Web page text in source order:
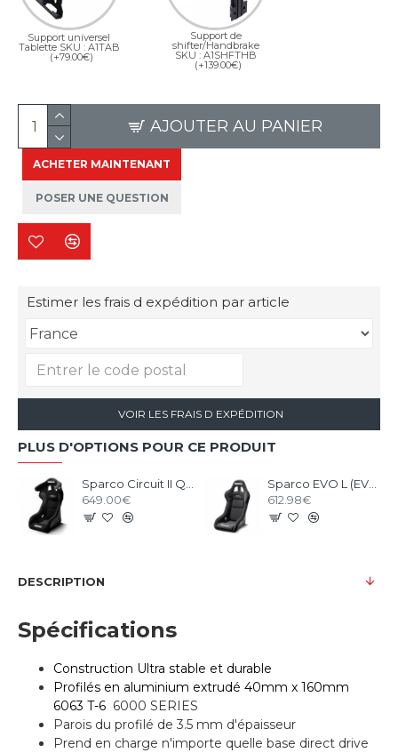
Support universel
Tablette SKU : A1TAB
(+79.00€)
Support de
shifter/Handbrake
SKU : A1SHFTHB
(+139.00€)
AJOUTER AU PANIER
ACHETER MAINTENANT
POSER UNE QUESTION
Estimer les frais d expédition par article
VOIR LES FRAIS D EXPÉDITION
PLUS D'OPTIONS POUR CE PRODUIT
649.00€
612.98€
DESCRIPTION
Spécifications
Construction Ultra stable et durable
Profilés en aluminium extrudé 40mm x 160mm
6063 T-6 6000 SERIES
Parois du profilé de 3.5 mm d'épaisseur
Prend en charge n'importe quelle base direct drive